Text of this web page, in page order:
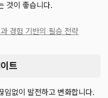
것이 좋습니다.
경험 기반의 필승 전략
트
임없이 발전하고 변화합니다.